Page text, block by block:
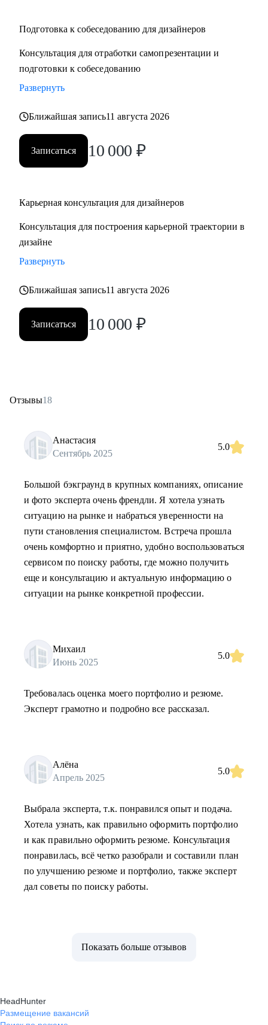
Подготовка к собеседованию для дизайнеров
Консультация для отработки самопрезентации и
подготовки к собеседованию
Развернуть
Ближайшая запись11 августа 2026
Записаться 10 000 ₽
Карьерная консультация для дизайнеров
Консультация для построения карьерной траектории в
дизайне
Развернуть
Ближайшая запись11 августа 2026
Записаться 10 000 ₽
Отзывы18
Анастасия
Сентябрь 2025
5.0
Большой бэкграунд в крупных компаниях, описание
и фото эксперта очень френдли. Я хотела узнать
ситуацию на рынке и набраться уверенности на
пути становления специалистом. Встреча прошла
очень комфортно и приятно, удобно воспользоваться
сервисом по поиску работы, где можно получить
еще и консультацию и актуальную информацию о
ситуации на рынке конкретной профессии.
Михаил
Июнь 2025
5.0
Требовалась оценка моего портфолио и резюме.
Эксперт грамотно и подробно все рассказал.
Алёна
Апрель 2025
5.0
Выбрала эксперта, т.к. понравился опыт и подача.
Хотела узнать, как правильно оформить портфолио
и как правильно оформить резюме. Консультация
понравилась, всё четко разобрали и составили план
по улучшению резюме и портфолио, также эксперт
дал советы по поиску работы.
Показать больше отзывов
HeadHunter
Размещение вакансий